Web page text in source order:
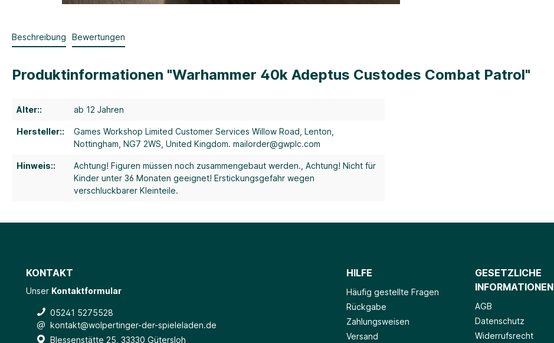
Beschreibung Bewertungen
Produktinformationen "Warhammer 40k Adeptus Custodes Combat Patrol"
Alter:: ab 12 Jahren
Hersteller::
Games Workshop Limited Customer Services Willow Road, Lenton,
Nottingham, NG7 2WS, United Kingdom. mailorder@gwplc.com
Hinweis:: Achtung! Figuren müssen noch zusammengebaut werden. , Achtung! Nicht für
Kinder unter 36 Monaten geeignet! Erstickungsgefahr wegen
verschluckbarer Kleinteile.
KONTAKT
Unser Kontaktformular
05241 5275528
kontakt@wolpertinger-der-spieleladen.de
Blessenstätte 25, 33330 Gütersloh
HILFE
Häufig gestellte Fragen
Rückgabe
Zahlungsweisen
Versand
GESETZLICHE
INFORMATIONEN
AGB
Datenschutz
Widerrufsrecht